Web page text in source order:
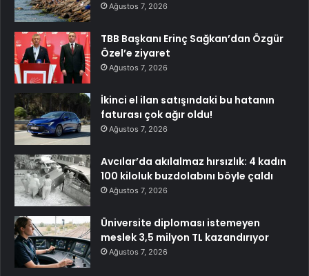
Ağustos 7, 2026
TBB Başkanı Erinç Sağkan’dan Özgür
Özel’e ziyaret
Ağustos 7, 2026
İkinci el ilan satışındaki bu hatanın
faturası çok ağır oldu!
Ağustos 7, 2026
Avcılar’da akılalmaz hırsızlık: 4 kadın
100 kiloluk buzdolabını böyle çaldı
Ağustos 7, 2026
Üniversite diploması istemeyen
meslek 3,5 milyon TL kazandırıyor
Ağustos 7, 2026